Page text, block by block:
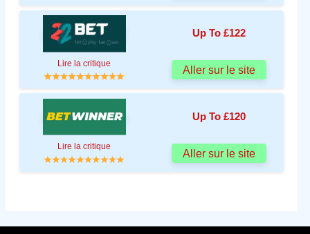
Up To £122
Lire la critique
Aller sur le site
Up To £120
Lire la critique
Aller sur le site